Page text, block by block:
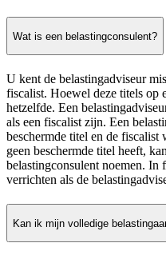
Wat is een belastingconsulent?
U kent de belastingadviseur
fiscalist. Hoewel deze titels op
hetzelfde. Een
als een fiscalist zijn. Een
beschermde titel en de fiscalist
geen beschermde titel heeft,
belastingconsulent noemen.
verrichten als de
Kan ik mijn volledige